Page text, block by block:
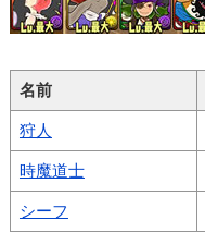
名前
狩人
時魔道士
シーフ